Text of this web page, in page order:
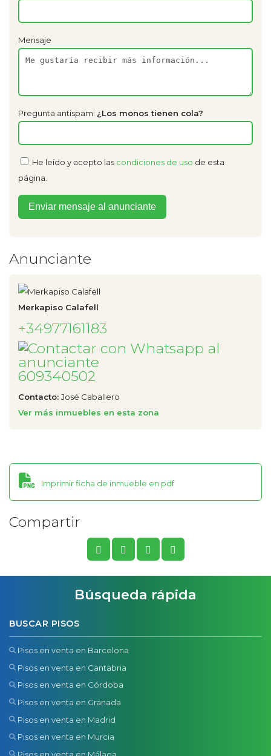
Mensaje
Pregunta antispam: ¿Los monos tienen cola?
He leído y acepto las condiciones de uso de esta
página.
Anunciante
Merkapiso Calafell
+34977161183
609340502
Contacto: José Caballero
Ver más inmuebles en esta zona
Imprimir ficha de inmueble en pdf
Compartir
Búsqueda rápida
BUSCAR PISOS
Pisos en venta en Barcelona
Pisos en venta en Cantabria
Pisos en venta en Córdoba
Pisos en venta en Granada
Pisos en venta en Madrid
Pisos en venta en Murcia
Pisos en venta en Málaga